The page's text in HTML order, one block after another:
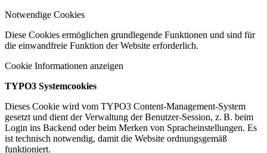
Notwendige Cookies
Diese Cookies ermöglichen grundlegende Funktionen und sind für
die einwandfreie Funktion der Website erforderlich.
Cookie Informationen anzeigen
TYPO3 Systemcookies
Dieses Cookie wird vom TYPO3 Content-Management-System
gesetzt und dient der Verwaltung der Benutzer-Session, z. B. beim
Login ins Backend oder beim Merken von Spracheinstellungen. Es
ist technisch notwendig, damit die Website ordnungsgemäß
funktioniert.